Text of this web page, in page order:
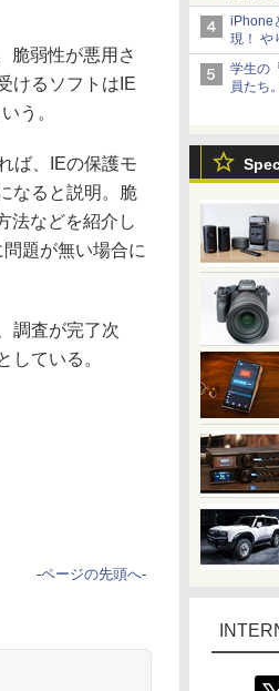
広告」
使った
iPhone
現！ や
い”を
学生の
員たち
脆弱性が悪用さ
けるソフトはIE
う。
ば、IEの保護モ
なると説明。脆
法などを紹介し
題が無い場合に
調査が完了次
している。
-ページの先頭へ-